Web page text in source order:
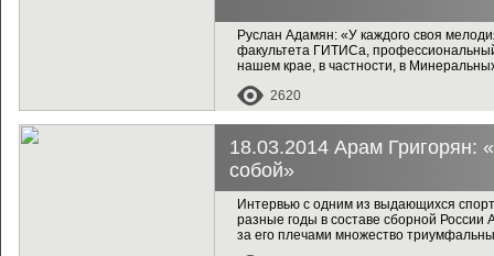
Руслан Адамян: «У каждого своя
факультета ГИТИСа,
нашем крае, в частности, в
2620
18.03.2014 Арам Григорян:
собой»
Интервью с одним из выдающихся
разные годы в составе сборной
за его плечами множество